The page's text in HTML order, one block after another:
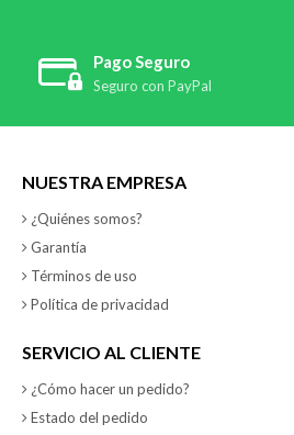
Pago Seguro
Seguro con PayPal
NUESTRA EMPRESA
¿Quiénes somos?
Garantía
Términos de uso
Política de privacidad
SERVICIO AL CLIENTE
¿Cómo hacer un pedido?
Estado del pedido